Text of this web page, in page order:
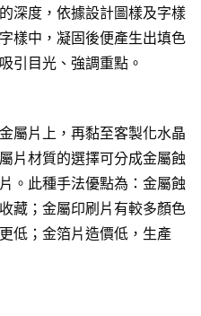
深度，依據設計圖樣及字樣
樣中，凝固後便產生出填色
引目光、強調重點。
屬片上，再黏至客製化水晶
片材質的選擇可分成金屬蝕
。此種手法優點為：金屬蝕
藏；金屬印刷片有較多顏色
低；金箔片造價低，生產